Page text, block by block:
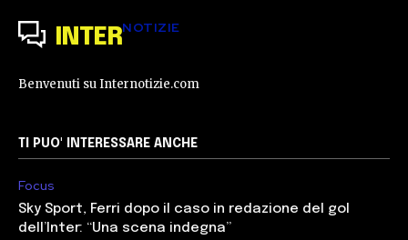
INTERNOTIZIE
Benvenuti su Internotizie.com
TI PUO' INTERESSARE ANCHE
Focus
Sky Sport, Ferri dopo il caso in redazione del gol
dell’Inter: “Una scena indegna”